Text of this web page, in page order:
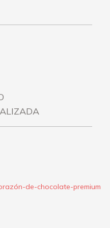
de-chocolate-premium